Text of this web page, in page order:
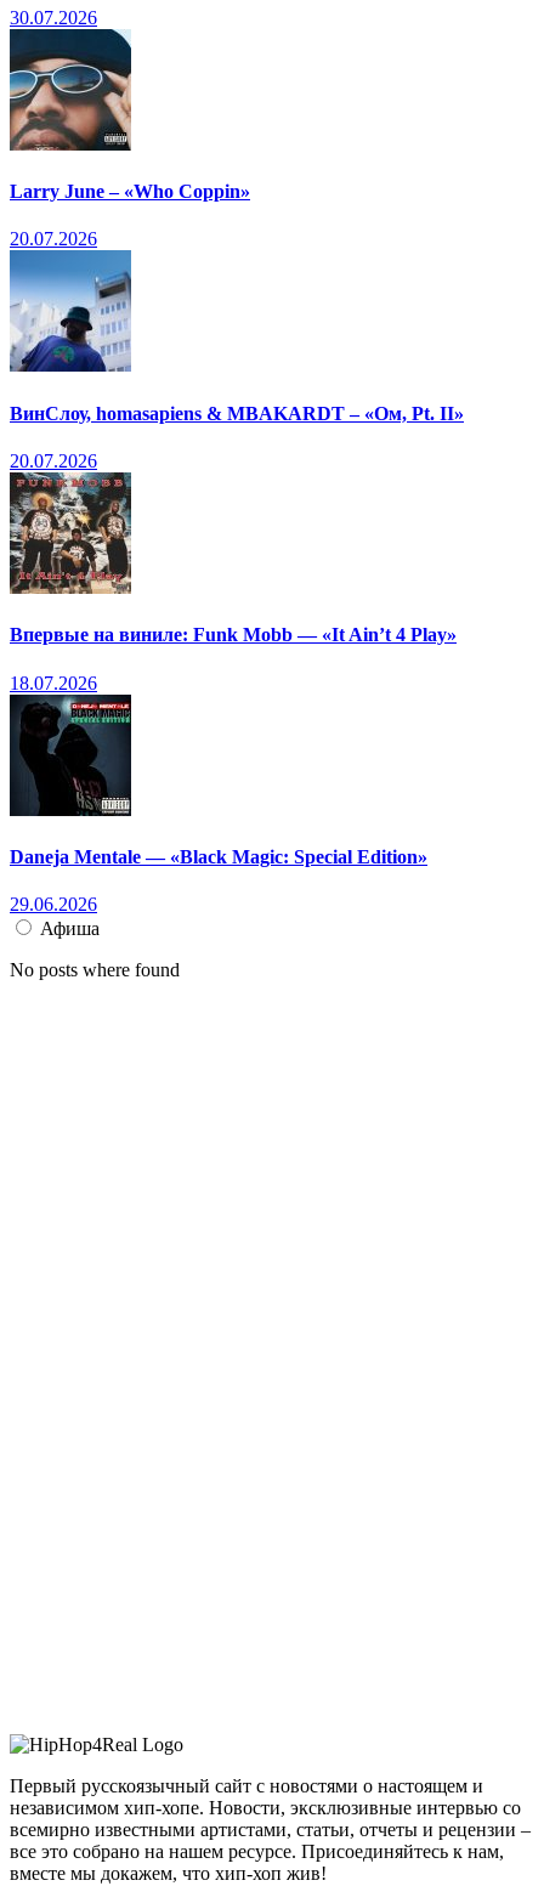
30.07.2026
Larry June – «Who Coppin»
20.07.2026
ВинСлоу, homasapiens & MBAKARDT – «Ом, Pt. II»
20.07.2026
Впервые на виниле: Funk Mobb — «It Ain’t 4 Play»
18.07.2026
Daneja Mentale — «Black Magic: Special Edition»
29.06.2026
Афиша
No posts where found
Первый русскоязычный сайт с новостями о настоящем и
независимом хип-хопе. Новости, эксклюзивные интервью со
всемирно известными артистами, статьи, отчеты и рецензии –
все это собрано на нашем ресурсе. Присоединяйтесь к нам,
вместе мы докажем, что хип-хоп жив!